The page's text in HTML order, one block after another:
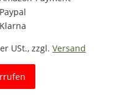
USt., zzgl. Versand